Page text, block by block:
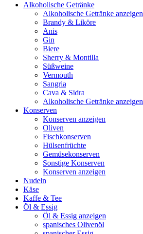
Alkoholische Getränke
Alkoholische Getränke anzeigen
Brandy & Liköre
Anis
Gin
Biere
Sherry & Montilla
Süßweine
Vermouth
Sangria
Cava & Sidra
Alkoholische Getränke anzeigen
Konserven
Konserven anzeigen
Oliven
Fischkonserven
Hülsenfrüchte
Gemüsekonserven
Sonstige Konserven
Konserven anzeigen
Nudeln
Käse
Kaffe & Tee
Öl & Essig
Öl & Essig anzeigen
spanisches Olivenöl